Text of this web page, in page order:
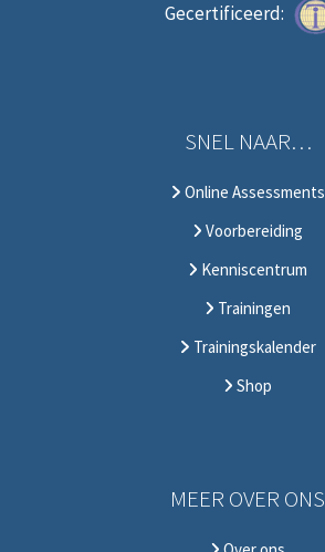
Gecertificeerd:
SNEL NAAR…
Online Assessments
Voorbereiding
Kenniscentrum
Trainingen
Trainingskalender
Shop
MEER OVER ONS